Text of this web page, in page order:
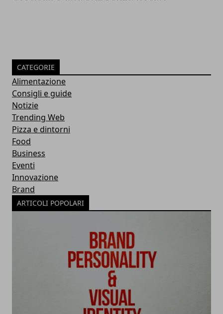
CATEGORIE
Alimentazione
Consigli e guide
Notizie
Trending Web
Pizza e dintorni
Food
Business
Eventi
Innovazione
Brand
ARTICOLI POPOLARI